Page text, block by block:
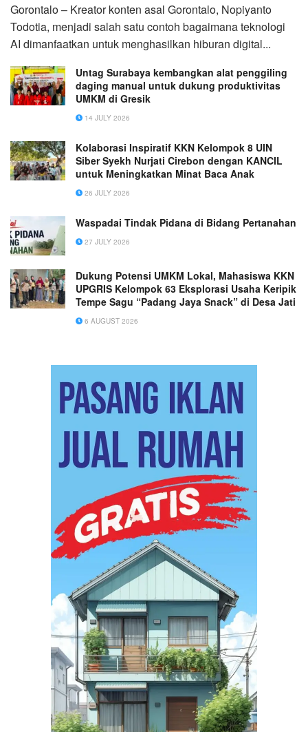
Gorontalo – Kreator konten asal Gorontalo, Nopiyanto
Todotia, menjadi salah satu contoh bagaimana teknologi
AI dimanfaatkan untuk menghasilkan hiburan digital...
Untag Surabaya kembangkan alat penggiling
daging manual untuk dukung produktivitas
UMKM di Gresik
14 JULY 2026
Kolaborasi Inspiratif KKN Kelompok 8 UIN
Siber Syekh Nurjati Cirebon dengan KANCIL
untuk Meningkatkan Minat Baca Anak
26 JULY 2026
Waspadai Tindak Pidana di Bidang Pertanahan
27 JULY 2026
Dukung Potensi UMKM Lokal, Mahasiswa KKN
UPGRIS Kelompok 63 Eksplorasi Usaha Keripik
Tempe Sagu “Padang Jaya Snack” di Desa Jati
6 AUGUST 2026